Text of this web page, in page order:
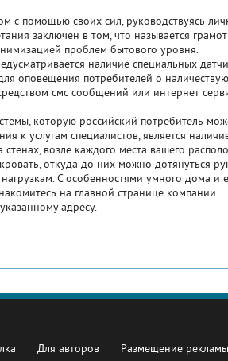
с помощью своих сил, руководствуясь
заключен в том, что называется
проблем бытового уровня.
наличие специальных
оповещения потребителей о
смс сообщений или интернет
которую российский потребитель
к услугам специалистов, является
возле каждого места вашего
откуда до них можно дотянуться
С особенностями умного дома и
на главной странице компании
адресу.
Для авторов Размещение рекламы